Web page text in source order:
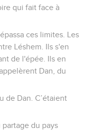
qui fait face à
ces limites. Les
Léshem. Ils s'en
de l'épée. Ils en
Dan, du
de Dan. C’étaient
du pays